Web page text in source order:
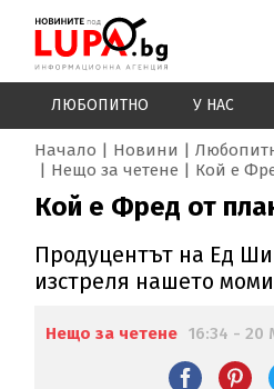
ЛЮБОПИТНО У НАС
Начало Новини
Нещо за четене
Кой е
Кой е Фред от
Продуцентът на Ед
изстреля нашето
Нещо за четене 16:34 - 20